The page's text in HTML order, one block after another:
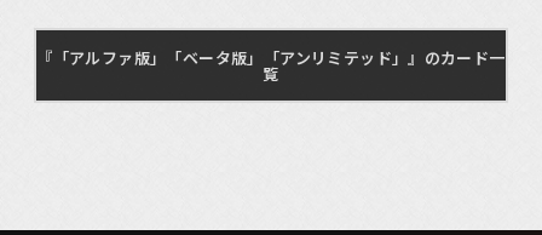
『「アルファ版」「ベータ版」「アンリミテッド」』のカード一
覧